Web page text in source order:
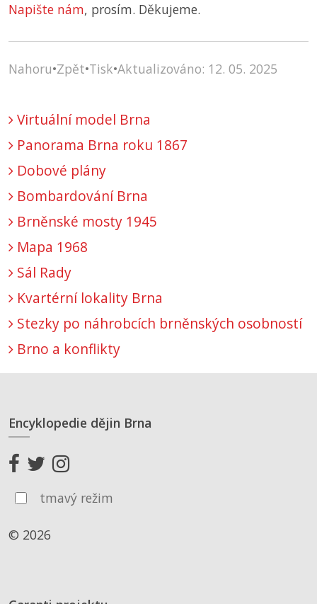
Napište nám, prosím. Děkujeme.
Nahoru•Zpět•Tisk•Aktualizováno: 12. 05. 2025
Virtuální model Brna
Panorama Brna roku 1867
Dobové plány
Bombardování Brna
Brněnské mosty 1945
Mapa 1968
Sál Rady
Kvartérní lokality Brna
Stezky po náhrobcích brněnských osobností
Brno a konflikty
Encyklopedie dějin Brna
tmavý režim
© 2026